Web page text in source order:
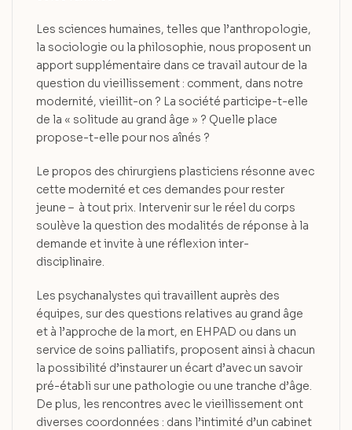
Les sciences humaines, telles que l’anthropologie,
la sociologie ou la philosophie, nous proposent un
apport supplémentaire dans ce travail autour de la
question du vieillissement : comment, dans notre
modernité, vieillit-on ? La société participe-t-elle
de la « solitude au grand âge » ? Quelle place
propose-t-elle pour nos aînés ?
Le propos des chirurgiens plasticiens résonne avec
cette modernité et ces demandes pour rester
jeune – à tout prix. Intervenir sur le réel du corps
soulève la question des modalités de réponse à la
demande et invite à une réflexion inter-
disciplinaire.
Les psychanalystes qui travaillent auprès des
équipes, sur des questions relatives au grand âge
et à l’approche de la mort, en EHPAD ou dans un
service de soins palliatifs, proposent ainsi à chacun
la possibilité d’instaurer un écart d’avec un savoir
pré-établi sur une pathologie ou une tranche d’âge.
De plus, les rencontres avec le vieillissement ont
diverses coordonnées : dans l’intimité d’un cabinet